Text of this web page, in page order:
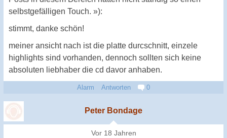
selbstgefälligen Touch. »):
stimmt, danke schön!
meiner ansicht nach ist die platte durcschnitt, einzele
highlights sind vorhanden, dennoch sollten sich keine
absoluten liebhaber die cd davor anhaben.
Alarm Antworten 0
Peter Bondage
Vor 18 Jahren